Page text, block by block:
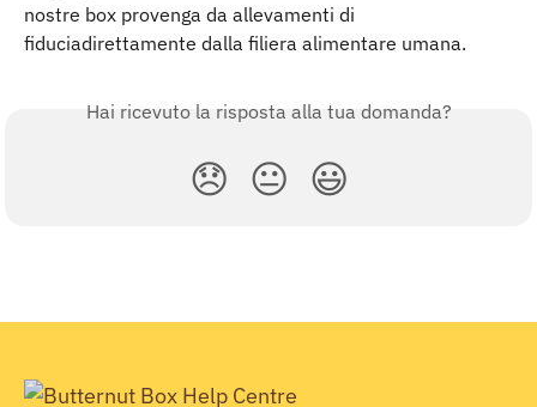
nostre box provenga da allevamenti di
fiduciadirettamente dalla filiera alimentare umana.
Hai ricevuto la risposta alla tua domanda?
😞 😐 😃